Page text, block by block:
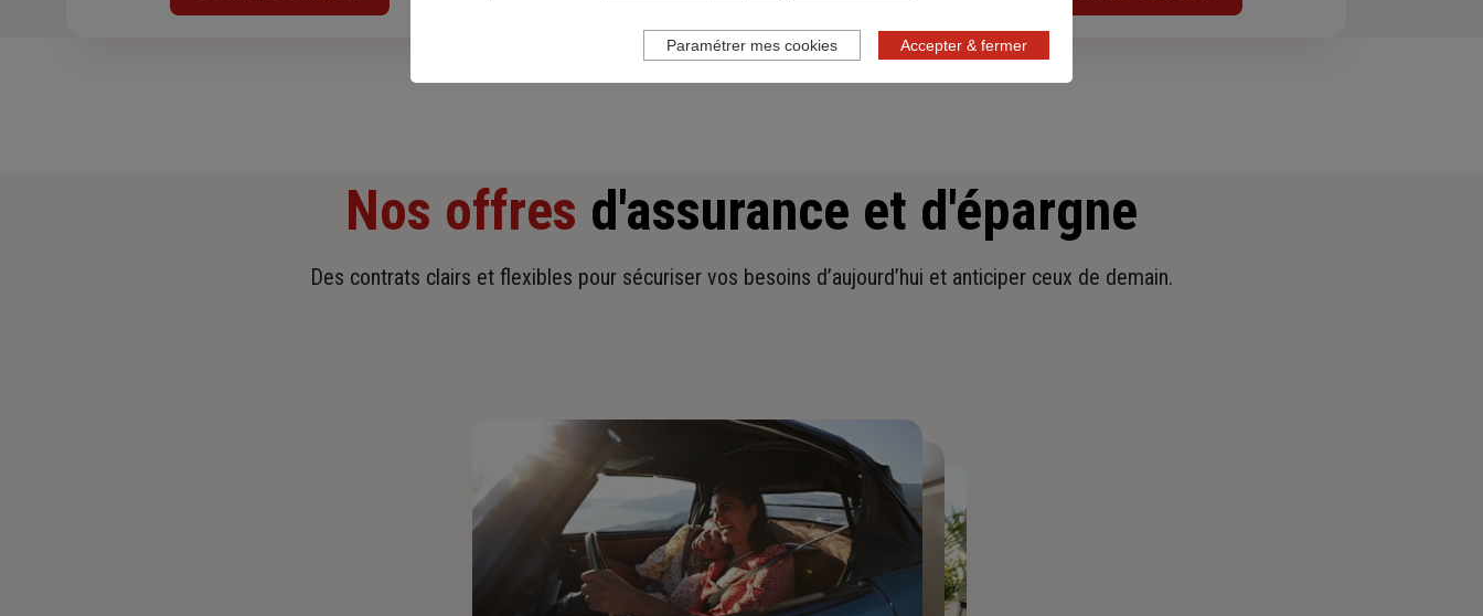
Nos offres d'assurance et d'épargne
Des contrats clairs et flexibles pour sécuriser vos besoins d’aujourd’hui et anticiper ceux de demain.
Accepter & fermer
Paramétrer mes cookies